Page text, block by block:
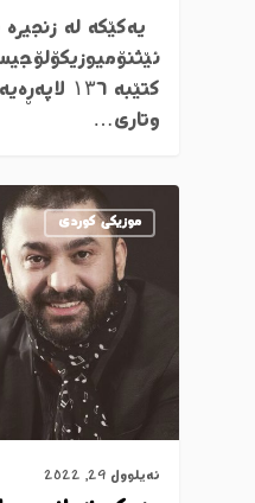
یەکێکە لە زنجیرە
کتێبە ۱۳٦
وتاری…
موزیکی کوردی
ئەیلوول 29, 2022